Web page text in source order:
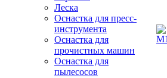
Леска
Оснастка для пресс-
инструмента
Оснастка для
прочистных машин
Оснастка для
пылесосов